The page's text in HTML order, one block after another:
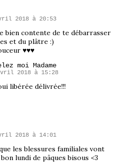
2018 à 20:53
bien contente de te débarrasser
et du plâtre :)
♥♥♥
moi Madame
2018 à 15:28
libérée délivrée!!!
2018 à 14:01
les blessures familiales vont
lundi de pâques bisous <3